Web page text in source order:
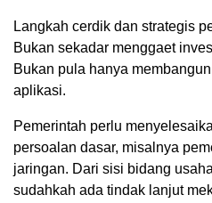
Langkah cerdik dan strategis
Bukan sekadar menggaet
Bukan pula hanya
aplikasi.
Pemerintah perlu
persoalan dasar, misalnya
jaringan. Dari sisi bidang
sudahkah ada tindak lanjut